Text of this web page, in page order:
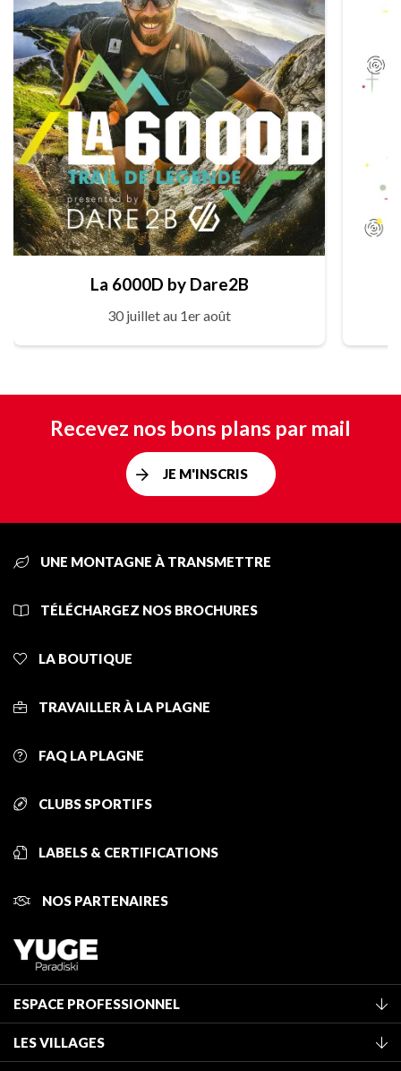
La 6000D by Dare2B
30 juillet au 1er août
Recevez nos bons plans par mail
JE M'INSCRIS
UNE MONTAGNE À TRANSMETTRE
TÉLÉCHARGEZ NOS BROCHURES
LA BOUTIQUE
TRAVAILLER À LA PLAGNE
FAQ LA PLAGNE
CLUBS SPORTIFS
LABELS & CERTIFICATIONS
NOS PARTENAIRES
ESPACE PROFESSIONNEL
Classement des meublés
LES VILLAGES